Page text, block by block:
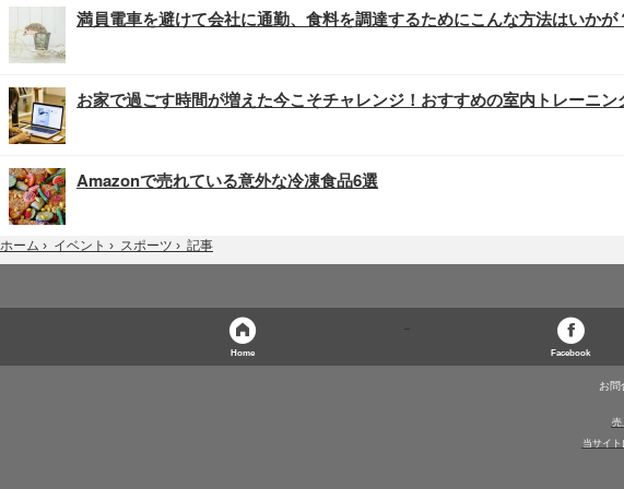
満員電車を避けて会社に通勤、食料を調達するためにこんな方法はいかが
お家で過ごす時間が増えた今こそチャレンジ！おすすめの室内トレーニン
Amazonで売れている意外な冷凍食品6選
ホーム › イベント › スポーツ › 記事
Home Facebook
お問
売
当サイ